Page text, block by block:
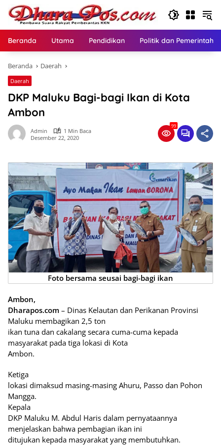
Langsung
konten
Beranda Utama Pendidikan Politik dan
Beranda Daerah
Daerah
DKP Maluku Bagi-bagi Ikan di Kota
Ambon
Admin
1 Min Baca
Desember 22, 2020
99
Foto bersama seusai bagi-bagi ikan
Ambon,
Dharapos.com – Dinas Kelautan dan Perikanan Provinsi
Maluku membagikan 2,5 ton
ikan tuna dan cakalang secara cuma-cuma kepada
masyarakat pada tiga lokasi di Kota
Ambon.
Ketiga
lokasi dimaksud masing-masing Ahuru, Passo dan Pohon
Mangga.
Kepala
DKP Maluku M. Abdul Haris dalam pernyataannya
menjelaskan bahwa pembagian ikan ini
ditujukan kepada masyarakat yang membutuhkan.